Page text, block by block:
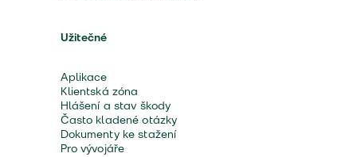
Užitečné
Aplikace
Klientská zóna
Hlášení a stav škody
Často kladené otázky
Dokumenty ke stažení
Pro vývojáře